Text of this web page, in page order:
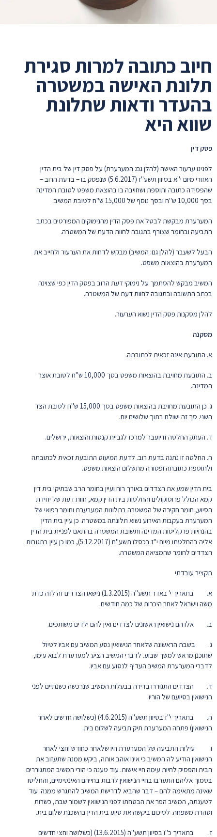
חיוב כתובה למרות סגירת
תלונת האישה במשטרה
בהעדר ודאות שתלונת
שווא היא
פסק דין
לפנינו ערעור האישה (להלן גם: המערערת) על פסק דין של בית הדין
האזורי מיום י"א בסיוון תשע"ז (5.6.2017) שנפסק בו – בדעת הרוב –
שהפסידה כתובה ותוספת ושחויבה בו בהוצאת משפט לטובת המדינה
בסך 10,000 ש"ח ובסך נוסף של 15,000 ש"ח לטובת המשיב.
המערערת מבקשת לבטל את פסק הדין מהנימוקים המפורטים בכתב
התביעה ובחומר שצורף בתגובה לחוות הדעת של המשטרה.
הבעל לשעבר (להלן גם: המשיב) מבקש לדחות את הערעור ולחייב את
המערערת בהוצאות משפט.
המשיב מבקש להסתמך על נימוקי דעת הרוב בפסק הדין כפי שצוינה
בכתב התשובה ובתגובה לחוות דעת של המשטרה.
להלן מסקנות פסק הדין נשוא הערעור.
מסקנה
א. התובעת אינה זכאית לכתובתה.
ב. התובעת מחויבת בהוצאות משפט בסך 10,000 ש"ח לטובת אוצר
המדינה.
ג. כן התובעת מחויבת בהוצאות משפט בסך 15,000 ש"ח לטובת הצד
השני. סך זה ישולם בתוך שלושים יום.
ד. העתק החלטה זו יועבר למרכז לגביית קנסות והוצאות, ירושלים.
ה. החלטה זו נתנה בדעת רוב. לדעת המיעוט התובעת זכאית לכתובתה
ולתוספת כתובתה ופטורה מתשלום הוצאות משפט.
בית הדין שמע את הצדדים באורך רוח ועיין בחומר הרב שבתיקי בית דין
קמא הכולל פרוטוקולים והחלטות בית הדין קמא, חוות דעת של יחידת
הסיוע, חומר חקירה של המשטרה בתלונות המערערת וחומר רפואי של
המערערת בעקבות האירוע נשוא תלונתה במשטרה. כן עיין בית הדין
בהנחיות פרקליטות המדינה ותשובת המשטרה בהתאם לפניית בית הדין
אליה בהחלטתו מיום י"ז בכסלו תשע"ח (5.12.2017), כמו כן עיין בתגובות
הצדדים לחומר שהמציאה המשטרה.
תקציר עובדתי
א. בתאריך י' באדר תשע"ה (1.3.2015) נישאו הצדדים זה לזה כדת
משה וישראל לאחר היכרות של כמה חודשים.
ב. אלו הם נישואין ראשונים לצדדים ואין להם ילדים משותפים.
ג. בשבת הראשונה שלאחר הנישואין נסע המשיב עם אביו לטיול
שתוכנן מראש למשך שבוע. לדברי המשיב הציע למערערת לבוא עימו,
לדברי המערערת המשיב העדיף לנסוע עם אביו.
ד. הצדדים התגוררו בדירה בבעלות המשיב שנרכשה כשנתיים לפני
הנישואין בסיועם של הוריו.
ה. בתאריך י"ז בסיוון תשע"ה (4.6.2015) (כשלושה חדשים לאחר
הנישואין) פתחה המערערת תיק תביעה לשלום בית.
ו. עילות התביעה של המערערת היו שלאחר כחודש וחצי לאחר
הנישואין הודיע לה המשיב כי אינו אוהב אותה, ביקש ממנה שתעזוב את
הבית והפסיק לחיות עימה חיי אישות. עוד טענה כי הורי המשיב המתגוררים
בסמוך אליהם התערבו בחיי הנישואין לרבות בחייהם האינטימיים, והחליטו
שאינה מתאימה להם – דבר שהביא לדרישת המשיב להתגרש ממנה. עוד
לטענתה, המשיב הפר את הבטחתו לפני הנישואין לשמור שבת, כשרות
וטהרת משפחה. לסיכום ביקשה את סיוע בית הדין בהשכנת שלום בית.
ז. בתאריך כ"ו בסיוון תשע"ה (13.6.2015) (כשלושה וחצי חדשים